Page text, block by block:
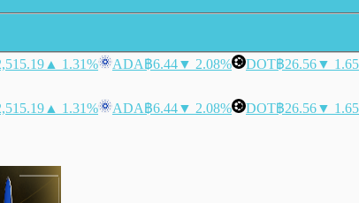
▲ 1.31% ADA฿6.44▼ 2.08% DOT฿26.56▼
▲ 1.31% ADA฿6.44▼ 2.08% DOT฿26.56▼